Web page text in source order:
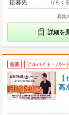
応募先
りらく
募集
詳細を
急募 アルバイト・パート
高